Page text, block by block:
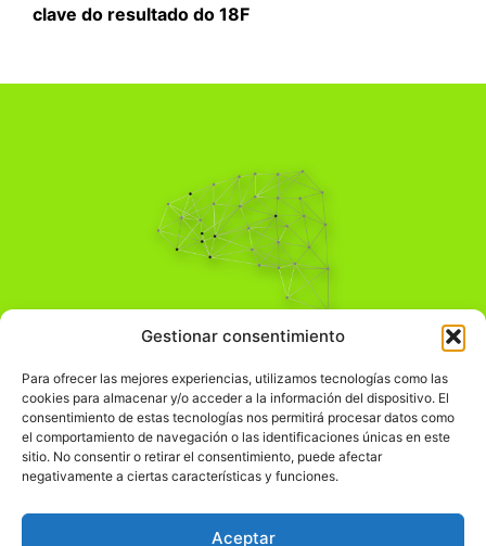
Gestionar consentimiento
Para ofrecer las mejores experiencias, utilizamos tecnologías como las
cookies para almacenar y/o acceder a la información del dispositivo. El
consentimiento de estas tecnologías nos permitirá procesar datos como
el comportamiento de navegación o las identificaciones únicas en este
sitio. No consentir o retirar el consentimiento, puede afectar
negativamente a ciertas características y funciones.
Aceptar
clave do resultado do 18F
Pensamiento Crítico
Comprender el mundo para transformarlo.
Información Legal
჻Política de privacidad
Política de cookies